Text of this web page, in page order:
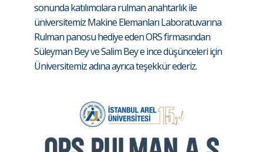
sonunda katılımcılara rulman anahtarlık ile
üniversitemiz Makine Elemanları Laboratuvarına
Rulman panosu hediye eden ORS firmasından
Süleyman Bey ve Salim Bey e ince düşünceleri için
Üniversitemiz adına ayrıca teşekkür ederiz.